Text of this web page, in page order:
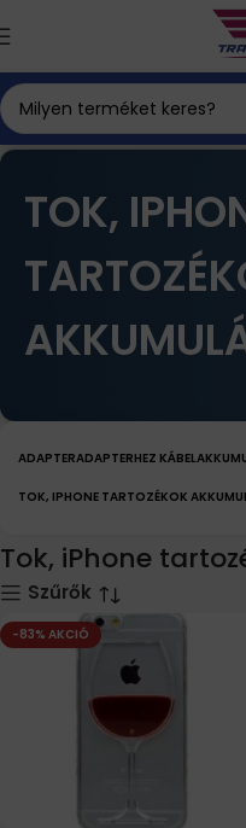
akkumulátor Tok,
TOK,
ADAPTERADAPTERHEZ KÁBEL
TOK, IPHONE TARTOZÉKOK
Tok, iPhone
Szűrők
-83% AKCIÓ